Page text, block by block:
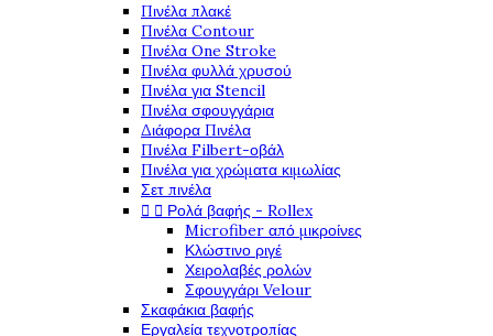
Πινέλα πλακέ
Πινέλα Contour
Πινέλα One Stroke
Πινέλα φυλλά χρυσού
Πινέλα για Stencil
Πινέλα σφουγγάρια
Διάφορα Πινέλα
Πινέλα Filbert-οβάλ
Πινέλα για χρώματα κιμωλίας
Σετ πινέλα
  Ρολά βαφής - Rollex
Microfiber από μικροίνες
Κλώστινο ριγέ
Χειρολαβές ρολών
Σφουγγάρι Velour
Σκαφάκια βαφής
Εργαλεία τεχνοτροπίας